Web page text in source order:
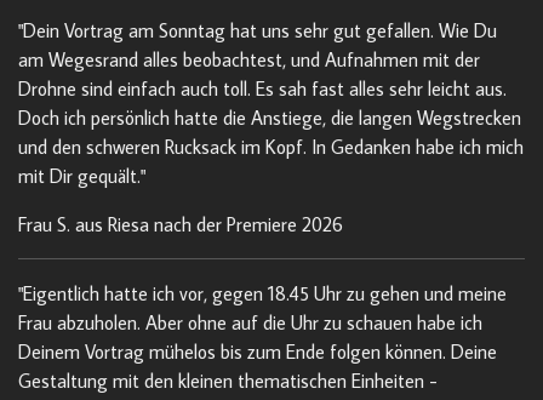
"Dein Vortrag am Sonntag hat uns sehr gut gefallen. Wie Du
am Wegesrand alles beobachtest, und Aufnahmen mit der
Drohne sind einfach auch toll. Es sah fast alles sehr leicht aus.
Doch ich persönlich hatte die Anstiege, die langen Wegstrecken
und den schweren Rucksack im Kopf. In Gedanken habe ich mich
mit Dir gequält."
Frau S. aus Riesa nach der Premiere 2026
"Eigentlich hatte ich vor, gegen 18.45 Uhr zu gehen und meine
Frau abzuholen. Aber ohne auf die Uhr zu schauen habe ich
Deinem Vortrag mühelos bis zum Ende folgen können. Deine
Gestaltung mit den kleinen thematischen Einheiten -